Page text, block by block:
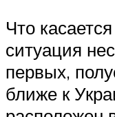
Что
ситуация
первых,
ближе к